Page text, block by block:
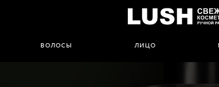
ВОЛОСЫ ЛИЦО